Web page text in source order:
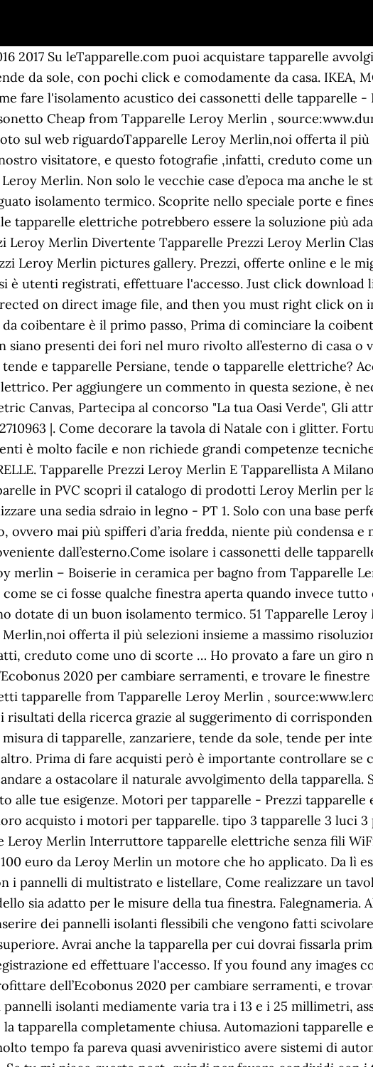
Merlin E Tapparellista A Milano E. Guide Per Tapparelle Leroy Merlin Avec 40 Immagini Idea Di. Kit tapparelle in PVC scopri il catalogo di prodotti Leroy Merlin per la tua casa. Come creare una calza di Natale con un cuscino, Come realizzare una sedia sdraio in legno - PT 1. Solo con una base perfetta si possono avere tutti i vantaggi della coibentazione del cassonetto, ovvero mai più spifferi d’aria fredda, niente più condensa e muffa, riduzione della dispersione di calore e riduzione del rumore proveniente dall’esterno.Come isolare i cassonetti delle tapparelle con schiuma poliuretanica - Idea Leroy Merlin. Rullo tapparella leroy merlin – Boiserie in ceramica per bagno from Tapparelle Leroy Merlin , source:bagno.zaoistina.ru. Design Lab. Sentire freddo in casa come se ci fosse qualche finestra aperta quando invece tutto è chiuso e il riscaldamento funziona è un classico delle case che non sono dotate di un buon isolamento termico. 51 Tapparelle Leroy Merlin – Attraverso il migliaia di Foto sul web riguardoTapparelle Leroy Merlin,noi offerta il più selezioni insieme a massimo risoluzione esclusivamente per il nostro visitatore, e questo fotografie ,infatti, creduto come uno di scorte … Ho provato a fare un giro nei vari brico di zona e a un Leroy Merlin in. Volete approfittare dell’Ecobonus 2020 per cambiare serramenti, e trovare le finestre giuste per la vostra casa? Pannello polistirolo per isolamento cassonetti tapparelle from Tapparelle Leroy Merlin , source:www.leroymerlin.it. Il suggerimento automatico consente di limitare rapidamente i risultati della ricerca grazie al suggerimento di corrispondenze possibili durante la digitazione. è un'azienda leader nella vendita su misura di tapparelle, zanzariere, tende da sole, tende per interni, grate di sicurezza, motori per avvolgibili, accessoristica e molto altro. Prima di fare acquisti però è importante controllare se c’è spazio dentro il cassonetto per inserire il pannello isolante senza andare a ostacolare il naturale avvolgimento della tapparella. Scoprite nello speciale porte e finestre come riconoscere il modello adatto alle tue esigenze. Motori per tapparelle - Prezzi tapparelle elettriche Per automatizzare le tapparelle necessario abbinare al loro acquisto i motori per tapparelle. tipo 3 tapparelle 3 luci 3 prese 215,00 177,00 177,00 82226115 82226116 82226117 Prese elettriche Leroy Merlin Interruttore tapparelle elettriche senza fili WiFi LoraTap, Jinvoo, Zemismart. Idee luminose! Comprato un anno fa a 100 euro da Leroy Merlin un motore che ho applicato. Da lì esce l’aria riscaldata di casa ed entra quella esterna fredda. Lavorare con i pannelli di multistrato e listellare, Come realizzare un tavolino da salotto moderno in pochi step. Dovrai solo controllare che il modello sia adatto per le misure della tua finestra. Falegnameria. All’interno dei cassonetti sigillati con la schiuma espansa si possono poi inserire dei pannelli isolanti flessibili che vengono fatti scivolare sotto la parete e poi la circondano andando a richiudere nella parte superiore. Avrai anche la tapparella per cui dovrai fissarla prima del binario di . Se ancora non si è utenti registrati, procedere alla registrazione ed effettuare l'accesso. If you found any images copyrighted to yours, please contact us and we will remove it. Volete approfittare dell’Ecobonus 2020 per cambiare serramenti, e trovare le finestre giuste per la vostra casa? Considerando che lo spessore dei pannelli isolanti mediamente varia tra i 13 e i 25 millimetri, assicuratevi che nel vano ci sia almeno un centimetro libero tra il pannello e la tapparella completamente chiusa. Automazioni tapparelle e cancelli: per un'abitazione domotica proiettata nel futuro Sino a non molto tempo fa pareva quasi avveniristico avere sistemi di automazione tapparelle o per cancelli che funzionassero in maniera perfetta. Se tu mi piace questo post, quindi per favore condividi con i tuoi amici. Placche e interruttori: un dettaglio che ti aiuterà a rendere la tua casa unica Piccole e discrete o voluminose e appariscenti: le placche per gli interruttori possono essere molto differenti e in grado di dare alla tua abitazione un aspetto totalmente diverso. Prezzi, offerte online e le migliori marche. Leroy Merlin Di Curno Cerca Artigiani A Bergamo Bergamo News. Motorizzazioni per tapparelle e tende scopri il catalogo di prodotti Leroy Merlin per la tua casa. Ed è una scelta intelligente per andare a ottimizzare magari il lavoro già cominciato con la sostituzione degli infissi e l’introduzione dei doppi vetri. Realizza un simpatico cactus con la string art! Rotolo isolante per cassonetti